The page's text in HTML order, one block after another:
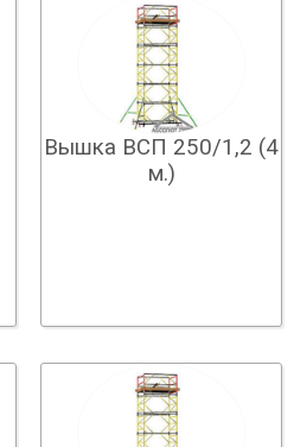
Вышка ВСП 250/1,2 (4
м.)